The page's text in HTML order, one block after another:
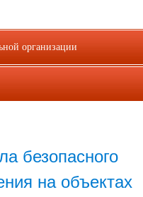
вербовка
в
безопасного
на объектах
организации